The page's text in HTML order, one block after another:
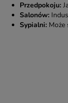
Przedpokoju:
Salonów:
Sypialni: Może